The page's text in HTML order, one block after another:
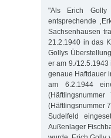
"Als Erich Golly
entsprechende
Sachsenhausen
21.2.1940 in das
Gollys
er am 9./
genaue Haftdauer
am 6.2.1944
(Häftlingsnummer
Sudelfeld
Außenlager